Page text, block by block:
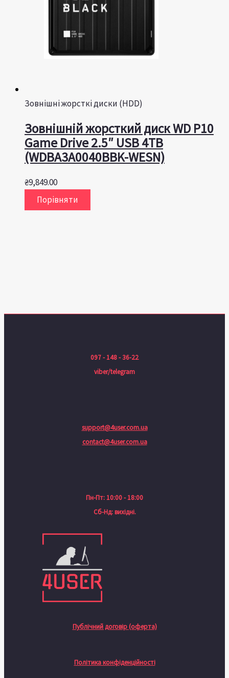
Зовнішні жорсткі диски (HDD)
Зовнішній жорсткий диск WD P10
Game Drive 2.5″ USB 4TB
(WDBA3A0040BBK-WESN)
₴9,849.00
Порівняти
097 - 148 - 36-22
viber/telegram
support@4user.com.ua
contact@4user.com.ua
Пн-Пт: 10:00 - 18:00
Сб-Нд: вихідні.
Публічний договір (оферта)
Політика конфіденційності